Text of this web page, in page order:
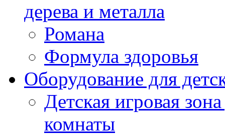
дерева и металла
Романа
Формула здоровья
Оборудование для
Детская игровая
комнаты